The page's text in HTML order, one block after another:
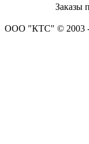
Заказы
ООО "КТС" © 2003 -